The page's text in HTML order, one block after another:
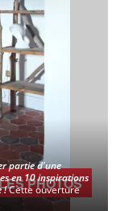
PHOTOS
partie d'une
en 10 inspirations
!Cette ouverture